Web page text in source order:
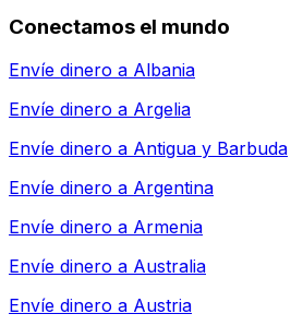
Conectamos el mundo
Envíe dinero a Albania
Envíe dinero a Argelia
Envíe dinero a Antigua y Barbuda
Envíe dinero a Argentina
Envíe dinero a Armenia
Envíe dinero a Australia
Envíe dinero a Austria